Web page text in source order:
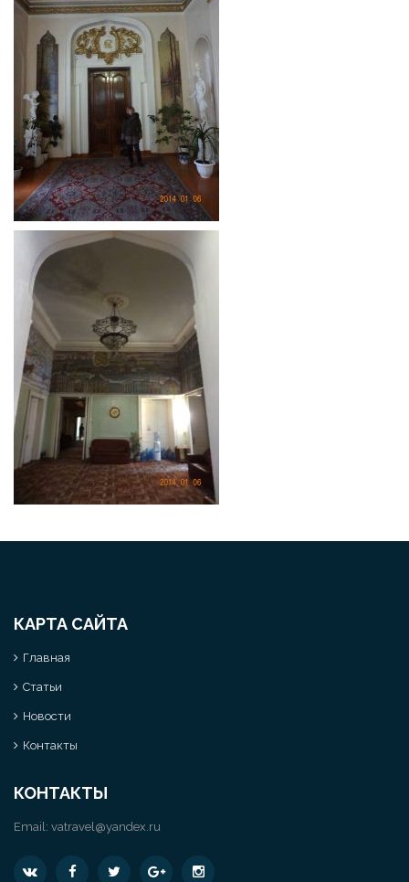
КАРТА САЙТА
Главная
Статьи
Новости
Контакты
КОНТАКТЫ
Email: vatravel@yandex.ru